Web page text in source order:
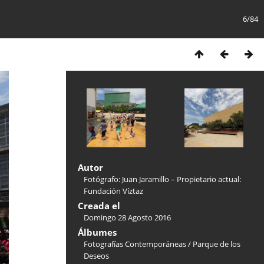
6/84
Autor
Fotógrafo: Juan Jaramillo – Propietario actual:
Fundación Víztaz
Creada el
Domingo 28 Agosto 2016
Álbumes
Fotografías Contemporáneas/ Parque de los
Deseos